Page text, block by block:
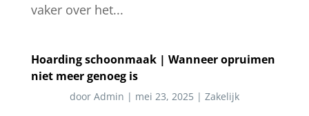
vaker over het...
Hoarding schoonmaak | Wanneer opruimen
niet meer genoeg is
door Admin | mei 23, 2025 | Zakelijk